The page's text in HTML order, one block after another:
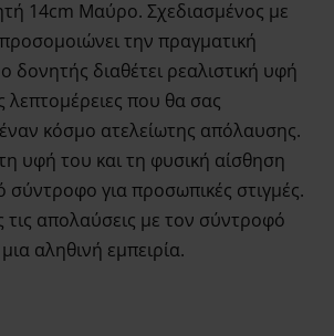
14cm Μαύρο. Σχεδιασμένος με
την πραγματική
δονητής διαθέτει ρεαλιστική υφή
λεπτομέρειες που θα σας
κόσμο ατελείωτης απόλαυσης.
υφή του και τη φυσική αίσθηση
σύντροφο για προσωπικές στιγμές.
τις απολαύσεις με τον σύντροφό
αληθινή εμπειρία.